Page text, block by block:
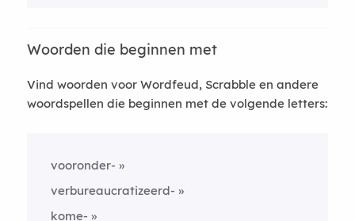
Woorden die beginnen met
Vind woorden voor Wordfeud, Scrabble en andere
woordspellen die beginnen met de volgende letters:
vooronder-
verbureaucratizeerd-
kome-